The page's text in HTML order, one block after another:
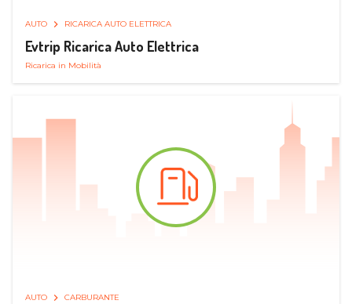
AUTO RICARICA AUTO ELETTRICA
Evtrip Ricarica Auto Elettrica
Ricarica in Mobilità
AUTO CARBURANTE